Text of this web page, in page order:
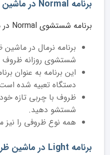
برنامه Normal در ماشین ظرفشویی مجیک شف
برنامه شستشوی Normal در ماشین ظرفشویی مجیک شف:
برنامه نرمال در
شستشوی روزانه ظروف
این برنامه به عنوان
دستگاه تعبیه شده
ظروف با چربی تازه خود
شستشو دهید.
همه نوع ظروفی را
برنامه Light در ماشین ظرفشویی ماژیک شف